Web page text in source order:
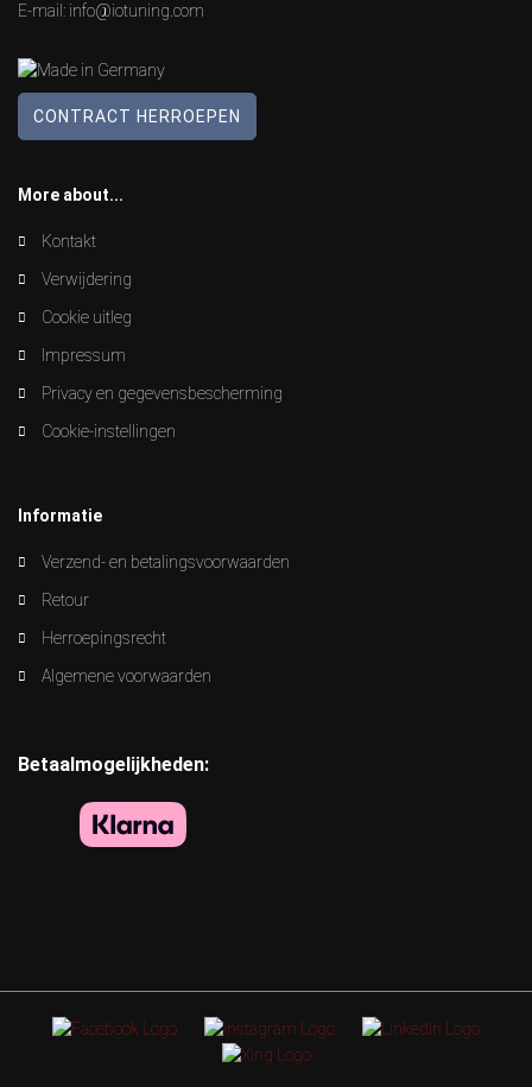
E-mail: info@iotuning.com
CONTRACT HERROEPEN
More about...
Kontakt
Verwijdering
Cookie uitleg
Impressum
Privacy en gegevensbescherming
Cookie-instellingen
Informatie
Verzend- en betalingsvoorwaarden
Retour
Herroepingsrecht
Algemene voorwaarden
Betaalmogelijkheden: